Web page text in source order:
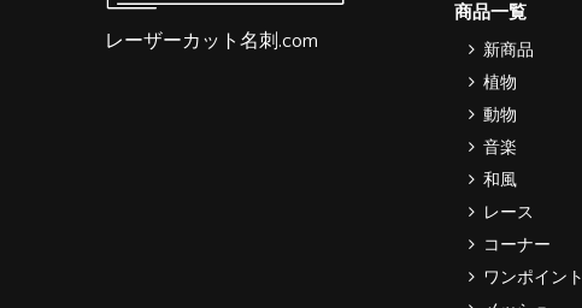
レーザーカット名刺.com
商品一覧
新商品
植物
動物
音楽
和風
レース
コーナー
ワンポイント